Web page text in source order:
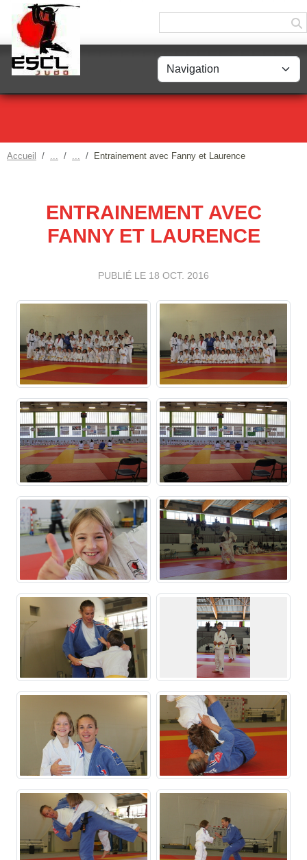
Accueil Entrainement avec Fanny et Laurence
ENTRAINEMENT AVEC
FANNY ET LAURENCE
PUBLIÉ LE 18 OCT. 2016
Panneau de gestion des cookies